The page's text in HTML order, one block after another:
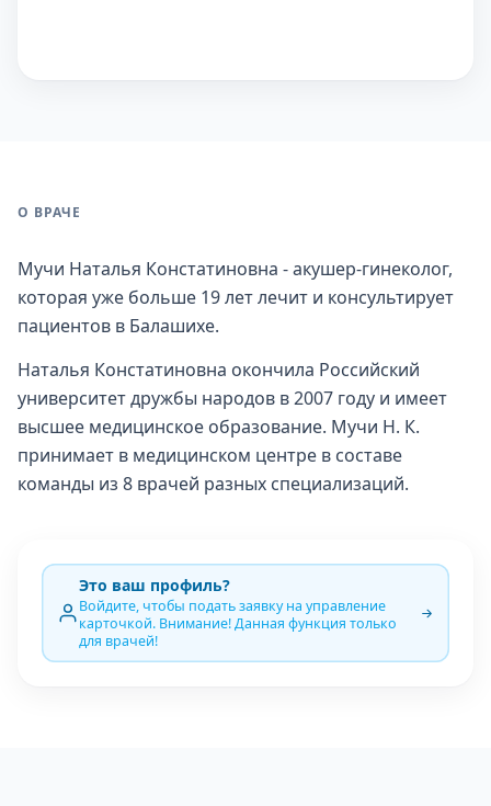
О ВРАЧЕ
Мучи Наталья Констатиновна - акушер-гинеколог,
которая уже больше 19 лет лечит и консультирует
пациентов в Балашихе.
Наталья Констатиновна окончила Российский
университет дружбы народов в 2007 году и имеет
высшее медицинское образование. Мучи Н. К.
принимает в медицинском центре в составе
команды из 8 врачей разных специализаций.
Это ваш профиль?
Войдите, чтобы подать заявку на управление
карточкой. Внимание! Данная функция только
для врачей!